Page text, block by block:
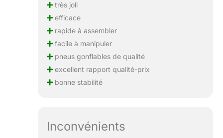
très joli
efficace
rapide à assembler
facile à manipuler
pneus gonflables de qualité
excellent rapport qualité-prix
bonne stabilité
Inconvénients